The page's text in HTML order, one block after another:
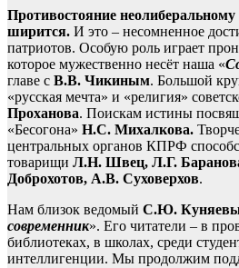
Противостояние неолиберальному
ширится. И это – несомненное
патриотов. Особую роль играет
которое мужественно несёт наша «
главе с В.В. Чикиным. Большой
«русская мечта» и «религия»
Проханова. Поискам истины
«Бесогона» Н.С. Михалкова.
центральных органов КПРФ
товарищи Л.Н. Швец, Л.Г.
Доброхотов, А.В. Суховерхов.
Нам близок ведомый С.Ю.
современник». Его читатели – в
библиотеках, в школах, среди
интеллигенции. Мы продолжим